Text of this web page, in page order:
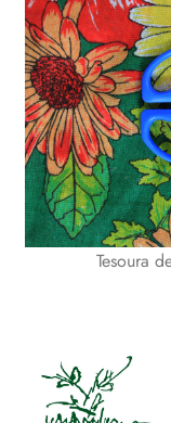
Tesoura